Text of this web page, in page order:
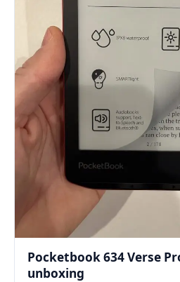
Pocketbook 634 Verse
unboxing